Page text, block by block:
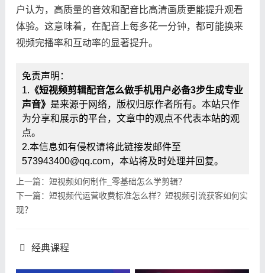
户认为，高质量的音效和配音比高清画质更能提升观看
体验。这意味着，在配音上每多花一分钟，都可能换来
视频完播率和互动率的显著提升。
免责声明：
1. 《短视频剪辑配音怎么做手机用户必备3步生成专业
声音》 是来源于网络，版权归原作者所有。本站只作
为分享和展示的平台，文章中的观点不代表本站的观
点。
2.本信息如有侵权请将此链接发邮件至
573943400@qq.com，本站将及时处理并回复。
上一篇：短视频如何制作_零基础怎么学剪辑？
下一篇：短视频代运营收费标准怎么样？短视频引流获客如何实
现？
经典课程